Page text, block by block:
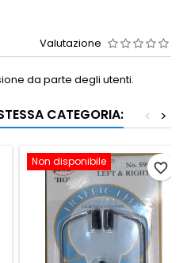
Valutazione
da parte degli utenti.
CATEGORIA: >
<
Non disponibile favorite_border